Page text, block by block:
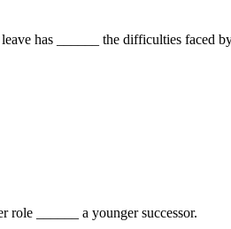
has ______ the difficulties faced
role ______ a younger successor.